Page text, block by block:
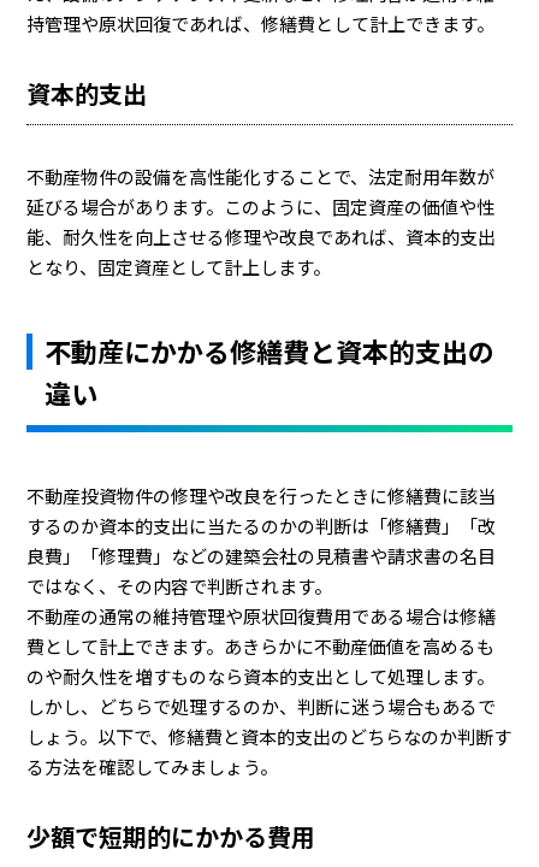
持管理や原状回復であれば、修繕費として計上できます。
資本的支出
不動産物件の設備を高性能化することで、法定耐用年数が
延びる場合があります。このように、固定資産の価値や性
能、耐久性を向上させる修理や改良であれば、資本的支出
となり、固定資産として計上します。
不動産にかかる修繕費と資本的支出の
違い
不動産投資物件の修理や改良を行ったときに修繕費に該当
するのか資本的支出に当たるのかの判断は「修繕費」「改
良費」「修理費」などの建築会社の見積書や請求書の名目
ではなく、その内容で判断されます。
不動産の通常の維持管理や原状回復費用である場合は修繕
費として計上できます。あきらかに不動産価値を高めるも
のや耐久性を増すものなら資本的支出として処理します。
しかし、どちらで処理するのか、判断に迷う場合もあるで
しょう。以下で、修繕費と資本的支出のどちらなのか判断す
る方法を確認してみましょう。
少額で短期的にかかる費用